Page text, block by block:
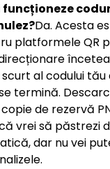
Da. Acesta
platformele QR
scurt al codului
termină.
de rezervă
vrei să păstrezi
dar nu vei